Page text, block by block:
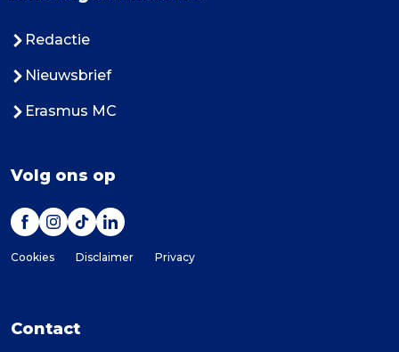
Redactie
Nieuwsbrief
Erasmus MC
Volg ons op
Cookies Disclaimer Privacy
Contact